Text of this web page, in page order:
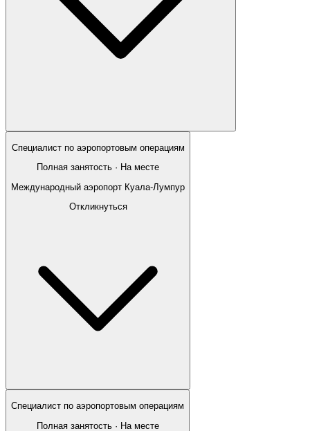
Специалист по аэропортовым операциям
Полная занятость · На месте
Международный аэропорт Куала-Лумпур
Откликнуться
Специалист по аэропортовым операциям
Полная занятость · На месте